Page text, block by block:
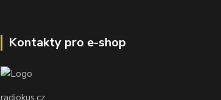
Kontakty pro e-shop